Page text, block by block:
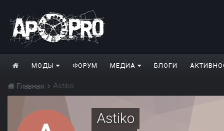
МОДЫ ФОРУМ МЕДИА БЛОГИ
Главная Astiko
Astiko